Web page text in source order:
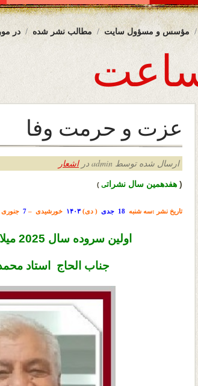
در مطالب نشر شده مؤسس و مسؤول سایت
عزت و حرمت وفا
ارسال شده توسط admin در اشعار
( هفدهمین سال نشراتی )
تاریخ نشر :سه شنبه ( دی) ۱۴۰۳ خورشیدی – 7
اولین سروده سال 2025 میلادی از شاعر فرهیخته
جناب الحاج استاد